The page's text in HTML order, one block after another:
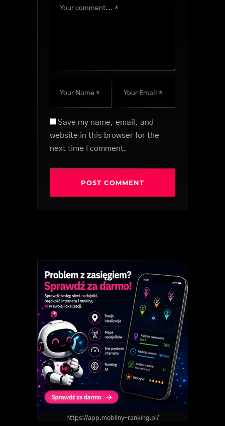
Save my name, email, and
website in this browser for the
next time I comment.
https://app.mobilny-ranking.pl/